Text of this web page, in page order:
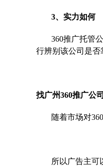
3、实力如何
360推广托管
行辨别该公司是否
找广州360推广公
随着市场对
所以广告主可